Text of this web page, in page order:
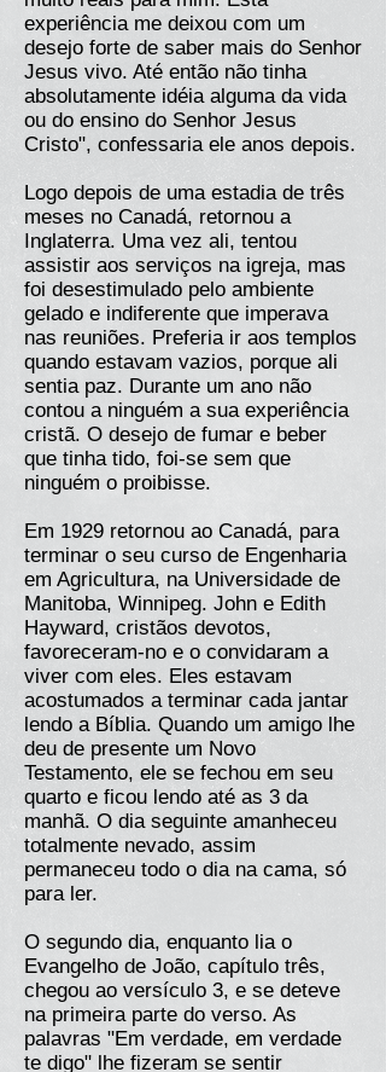
experiência me deixou com um
desejo forte de saber mais do Senhor
Jesus vivo. Até então não tinha
absolutamente idéia alguma da vida
ou do ensino do Senhor Jesus
Cristo", confessaria ele anos depois.
Logo depois de uma estadia de três
meses no Canadá, retornou a
Inglaterra. Uma vez ali, tentou
assistir aos serviços na igreja, mas
foi desestimulado pelo ambiente
gelado e indiferente que imperava
nas reuniões. Preferia ir aos templos
quando estavam vazios, porque ali
sentia paz. Durante um ano não
contou a ninguém a sua experiência
cristã. O desejo de fumar e beber
que tinha tido, foi-se sem que
ninguém o proibisse.
Em 1929 retornou ao Canadá, para
terminar o seu curso de Engenharia
em Agricultura, na Universidade de
Manitoba, Winnipeg. John e Edith
Hayward, cristãos devotos,
favoreceram-no e o convidaram a
viver com eles. Eles estavam
acostumados a terminar cada jantar
lendo a Bíblia. Quando um amigo lhe
deu de presente um Novo
Testamento, ele se fechou em seu
quarto e ficou lendo até as 3 da
manhã. O dia seguinte amanheceu
totalmente nevado, assim
permaneceu todo o dia na cama, só
para ler.
O segundo dia, enquanto lia o
Evangelho de João, capítulo três,
chegou ao versículo 3, e se deteve
na primeira parte do verso. As
palavras "Em verdade, em verdade
te digo" lhe fizeram se sentir